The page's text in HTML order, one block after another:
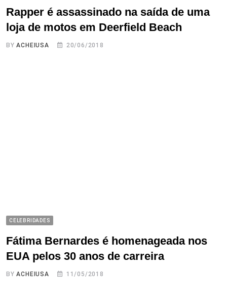
Rapper é assassinado na saída de uma
loja de motos em Deerfield Beach
BYACHEIUSA 20/06/2018
CELEBRIDADES
Fátima Bernardes é homenageada nos
EUA pelos 30 anos de carreira
BYACHEIUSA 11/05/2018